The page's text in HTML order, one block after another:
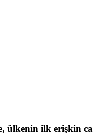
ülkenin ilk erişkin